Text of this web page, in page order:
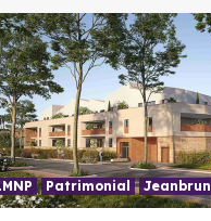
Patrimonial Jeanbrun